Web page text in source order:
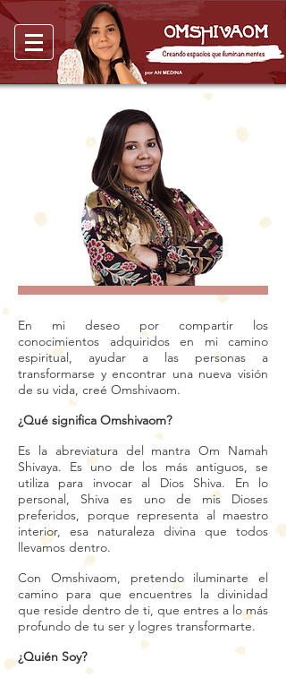
En mi deseo por compartir los
conocimientos adquiridos en mi camino
espiritual, ayudar a las personas a
transformarse y encontrar una nueva visión
de su vida, creé Omshivaom.
¿Qué significa Omshivaom?
Es la abreviatura del mantra Om Namah
Shivaya. Es uno de los más antiguos, se
utiliza para invocar al Dios Shiva. En lo
personal, Shiva es uno de mis Dioses
preferidos, porque representa al maestro
interior, esa naturaleza divina que todos
llevamos dentro.
Con Omshivaom, pretendo iluminarte el
camino para que encuentres la divinidad
que reside dentro de ti, que entres a lo más
profundo de tu ser y logres transformarte.
¿Quién Soy?